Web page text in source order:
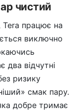
чистий
Tera працює на
виключно
два відчутні
ризику
смак пару.
добре тримає